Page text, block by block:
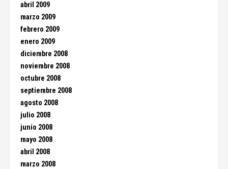
abril 2009
marzo 2009
febrero 2009
enero 2009
diciembre 2008
noviembre 2008
octubre 2008
septiembre 2008
agosto 2008
julio 2008
junio 2008
mayo 2008
abril 2008
marzo 2008